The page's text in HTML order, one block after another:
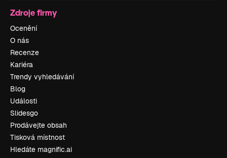
Zdroje firmy
Ocenění
O nás
Recenze
Kariéra
Trendy vyhledávání
Blog
Události
Slidesgo
Prodávejte obsah
Tisková místnost
Hledáte magnific.ai